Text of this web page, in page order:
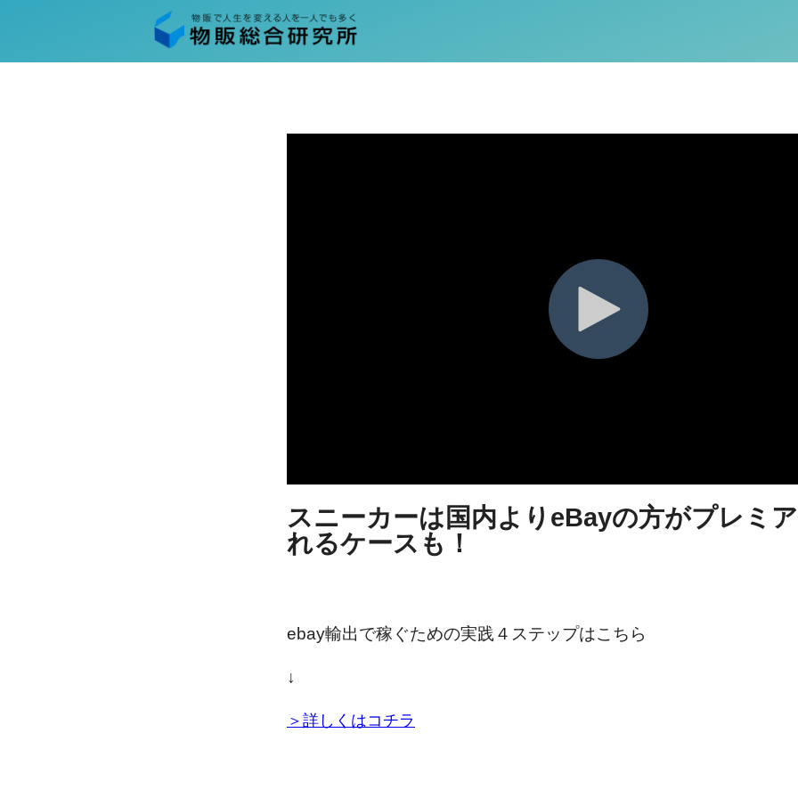
スニーカーは国内よりeBayの方がプレミ
れるケースも！
ebay輸出で稼ぐための実践４ステップはこちら
↓
＞詳しくはコチラ